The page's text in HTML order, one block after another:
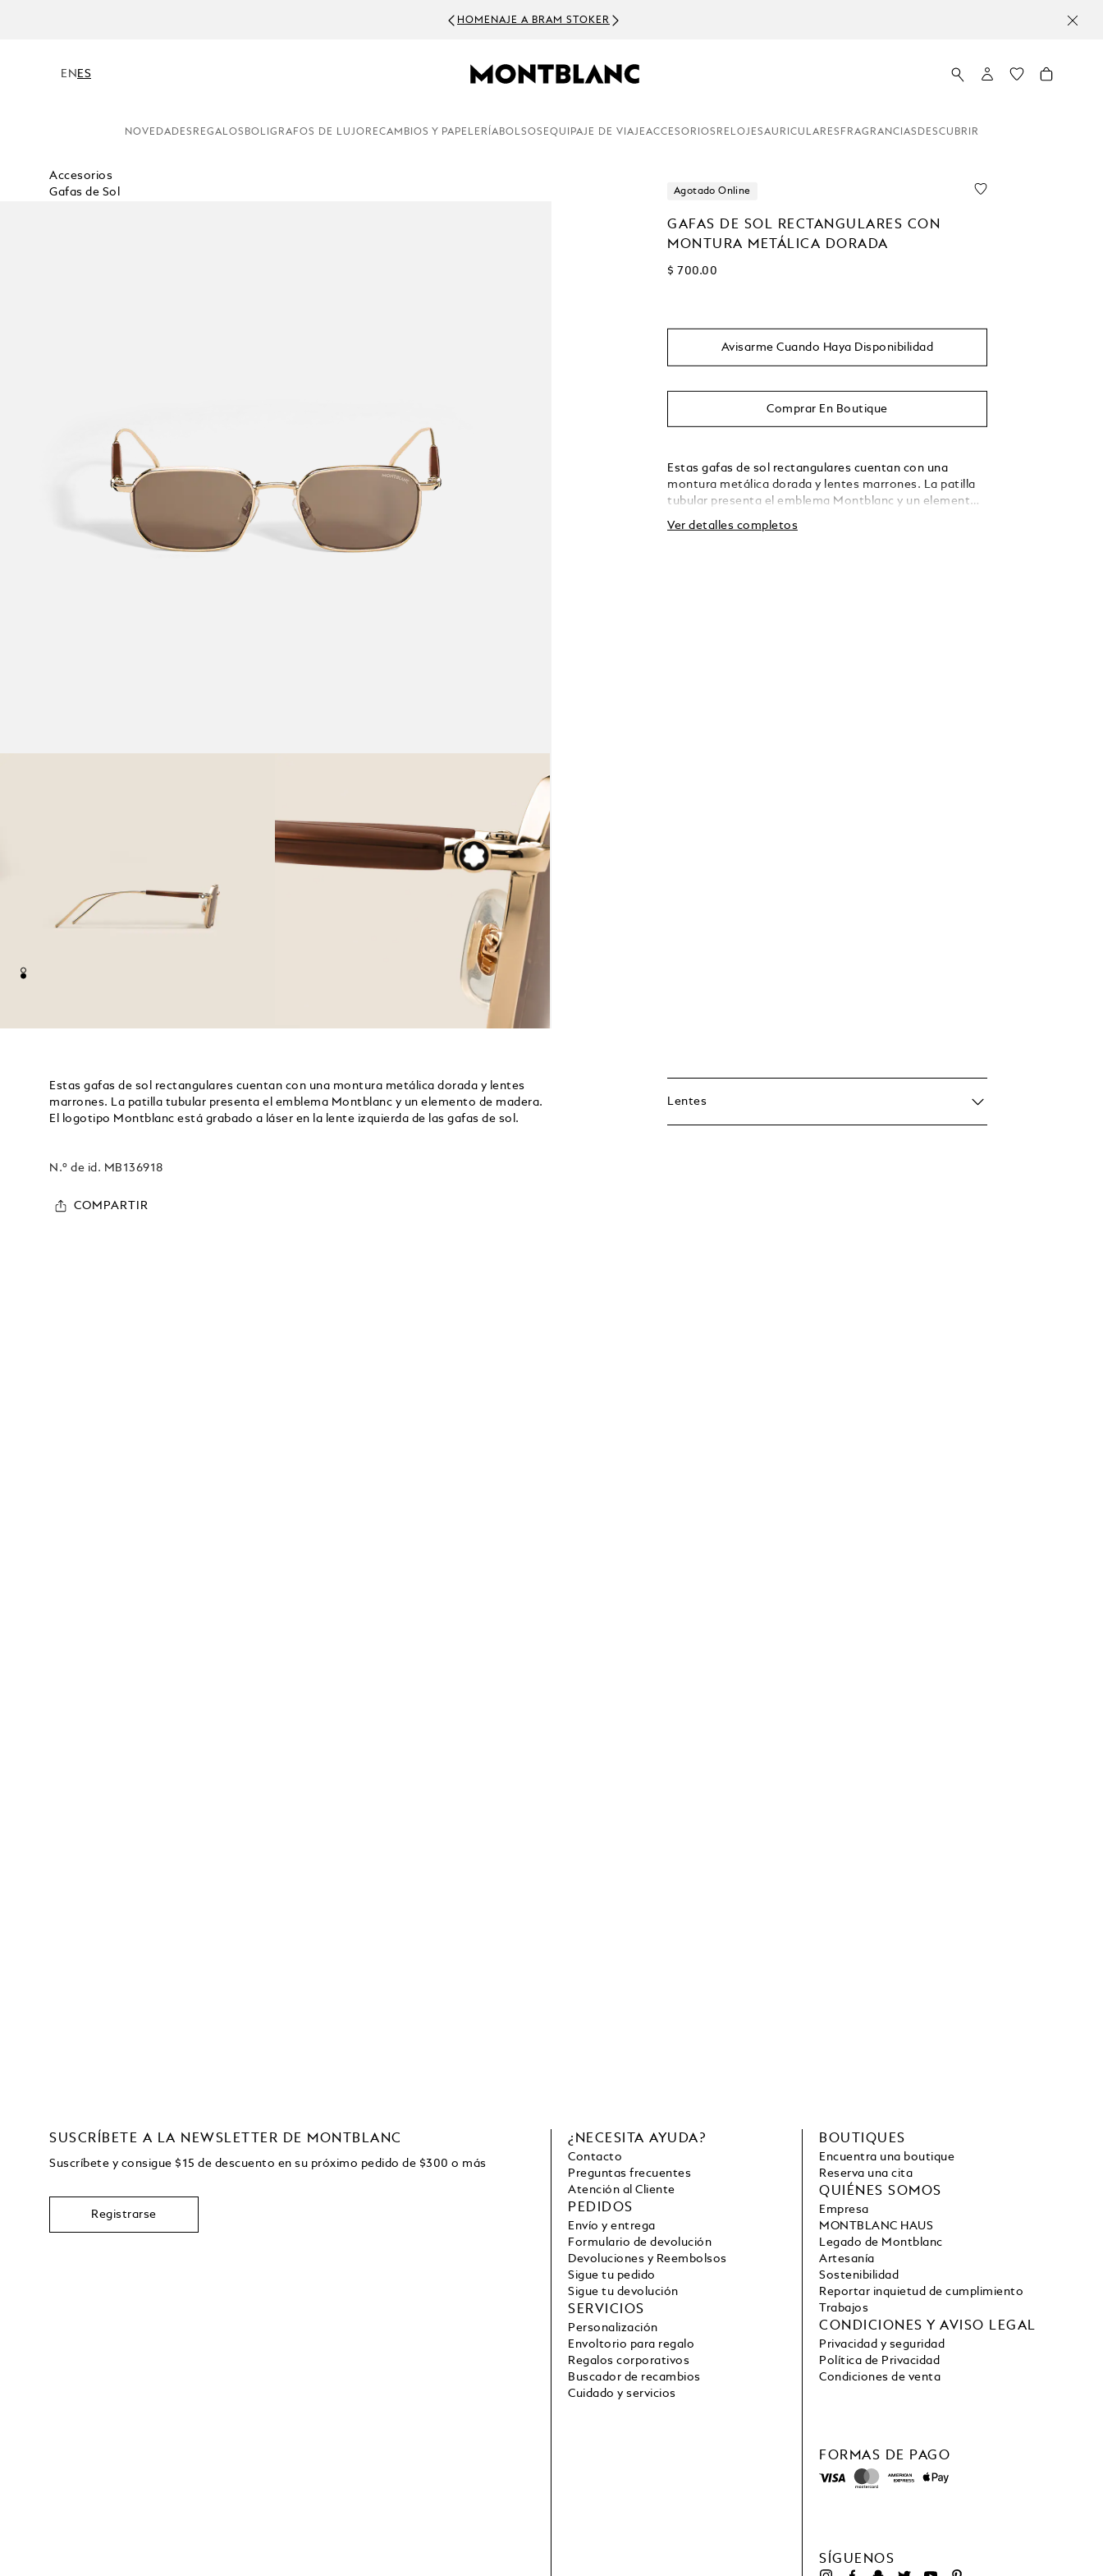
HOMENAJE A BRAM STOKER
EN ES
NOVEDADES REGALOS BOLIGRAFOS DE LUJO RECAMBIOS Y PAPELERÍABOLSOS EQUIPAJE DE VIAJEACCESORIOS RELOJESAURICULARES FRAGRANCIAS DESCUBRIR
Accesorios
Gafas de Sol
Agotado Online
GAFAS DE SOL RECTANGULARES CON
MONTURA METÁLICA DORADA
$ 700.00
Avisarme Cuando Haya Disponibilidad
Comprar En Boutique
Estas gafas de sol rectangulares cuentan con una
montura metálica dorada y lentes marrones. La patilla
tubular presenta el emblema Montblanc y un elemento
de madera. El logotipo Montblanc está grabado a láser
en la lente izquierda de las gafas de sol.
Ver detalles completos
Estas gafas de sol rectangulares cuentan con una montura metálica dorada y lentes
marrones. La patilla tubular presenta el emblema Montblanc y un elemento de madera.
El logotipo Montblanc está grabado a láser en la lente izquierda de las gafas de sol.
N.º de id. MB136918
COMPARTIR
Lentes
SUSCRÍBETE A LA NEWSLETTER DE MONTBLANC
Suscríbete y consigue $15 de descuento en su próximo pedido de $300 o más
Registrarse
FORMAS DE PAGO
SÍGUENOS
¿NECESITA AYUDA?
Contacto
Preguntas frecuentes
Atención al Cliente
PEDIDOS
Envío y entrega
Formulario de devolución
Devoluciones y Reembolsos
Sigue tu pedido
Sigue tu devolución
SERVICIOS
Personalización
Envoltorio para regalo
Regalos corporativos
Buscador de recambios
Cuidado y servicios
BOUTIQUES
Encuentra una boutique
Reserva una cita
QUIÉNES SOMOS
Empresa
MONTBLANC HAUS
Legado de Montblanc
Artesanía
Sostenibilidad
Reportar inquietud de cumplimiento
Trabajos
CONDICIONES Y AVISO LEGAL
Privacidad y seguridad
Política de Privacidad
Condiciones de venta